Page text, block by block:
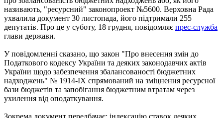
називають, "ресурсний" законопроект №5600. Верховна Рада
ухвалила документ 30 листопада, його підтримали 255
депутатів. Про це у суботу, 18 грудня, повідомляє прес-служба
глави держави.
У повідомленні сказано, що закон "Про внесення змін до
Податкового кодексу України та деяких законодавчих актів
України щодо забезпечення збалансованості бюджетних
надходжень" № 1914-ІХ спрямований на зміцнення ресурсної
бази бюджетів та запобігання бюджетним втратам через
ухилення від оподаткування.
Зокрема документ передбачає: індексацію ставок деяких